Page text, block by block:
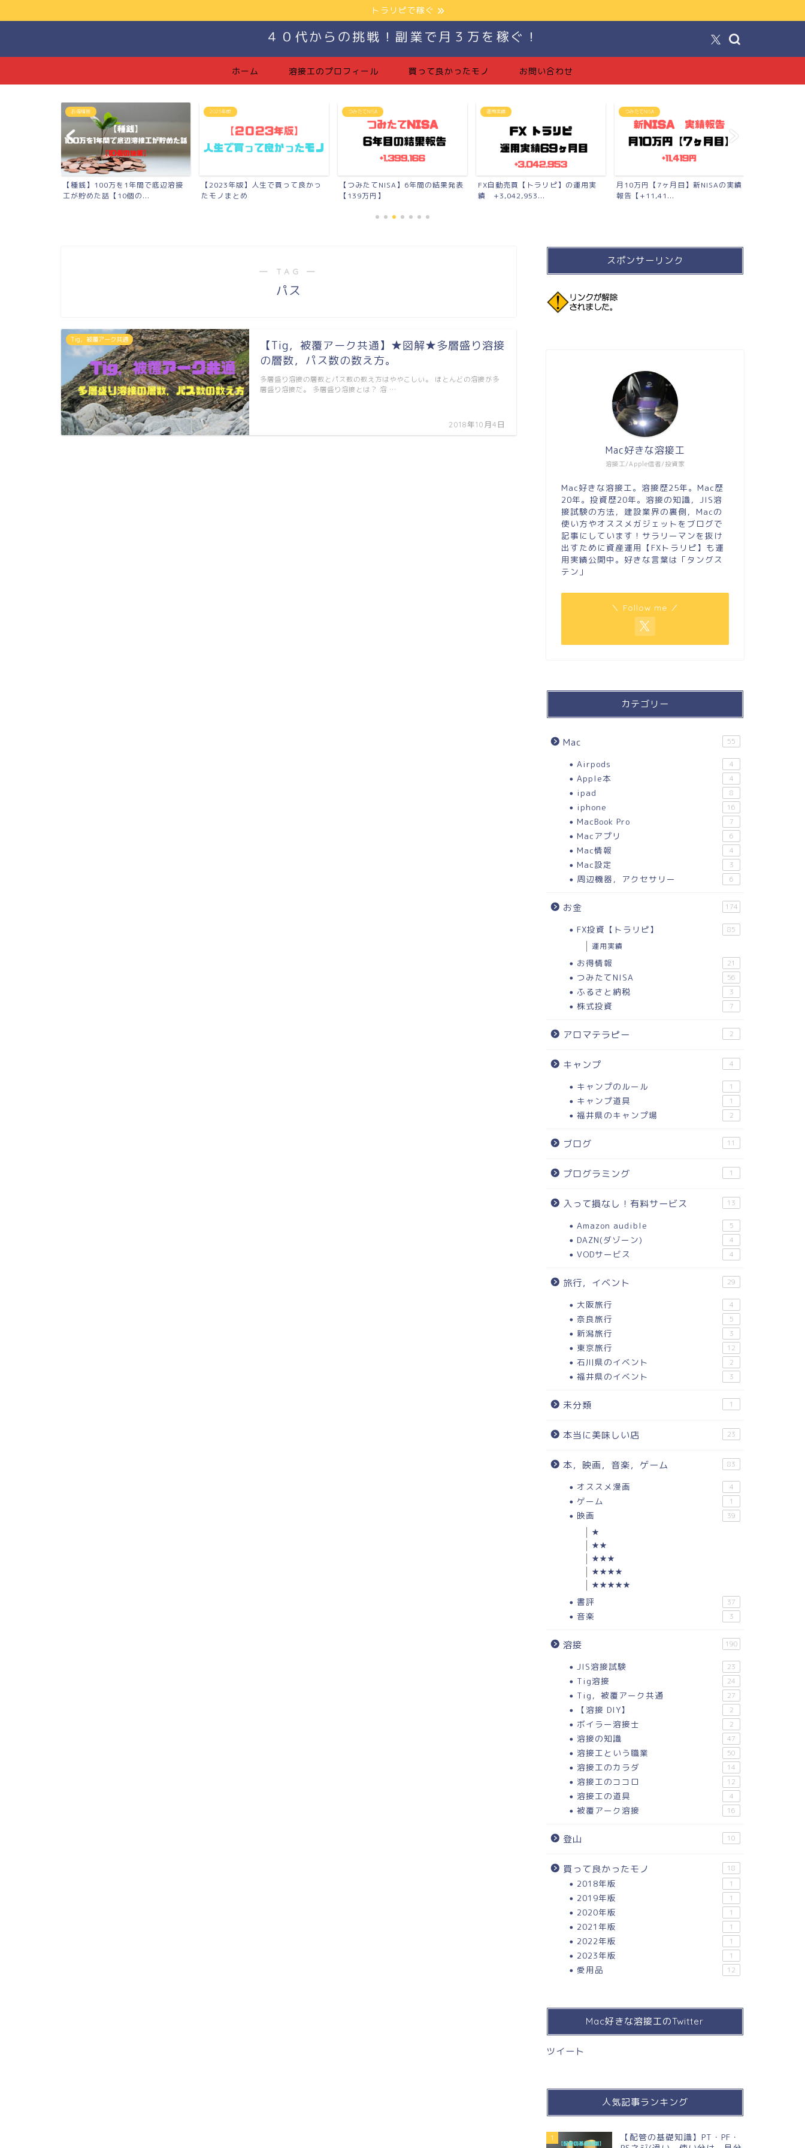
トラリピで稼ぐ
４０代からの挑戦！副業で月３万を稼ぐ！
ホーム 溶接工のプロフィール 買って良かったモノ お問い合わせ
お得情報
【種銭】100万を1年間で底辺溶接
工が貯めた話【10個の...
2023年版
【2023年版】人生で買って良かっ
たモノまとめ
つみたてNISA
【つみたてNISA】6年間の結果発表
【139万円】
運用実績
FX自動売買【トラリピ】の運用実
績 +3,042,953...
つみたてNISA
月10万円【7ヶ月目】新NISAの実績
報告【+11,41...
― TAG ―
パス
Tig，被覆アーク共通
【Tig，被覆アーク共通】★図解★多層盛り溶接
の層数，パス数の数え方。
2018年10月4日
多層盛り溶接の層数とパス数の数え方はややこしい。 ほとんどの溶接が多
層盛り溶接だ。 多層盛り溶接とは？ 溶 …
スポンサーリンク
溶接工/Apple信者/投資家
Mac好きな溶接工
Mac好きな溶接工。溶接歴25年。Mac歴
20年。投資歴20年。溶接の知識，JIS溶
接試験の方法，建設業界の裏側，Macの
使い方やオススメガジェットをブログで
記事にしています！サラリーマンを抜け
出すために資産運用【FXトラリピ】も運
用実績公開中。好きな言葉は「タングス
テン」
＼ Follow me ／
カテゴリー
Mac 55
Airpods 4
Apple本 4
ipad 8
iphone 16
MacBook Pro 7
Macアプリ 6
Mac情報 4
Mac設定 3
周辺機器，アクセサリー 6
お金 174
FX投資【トラリピ】 85
運用実績
お得情報 21
つみたてNISA 56
ふるさと納税 3
株式投資 7
アロマテラピー 2
キャンプ 4
キャンプのルール 1
キャンプ道具 1
福井県のキャンプ場 2
ブログ 11
プログラミング 1
入って損なし！有料サービス 13
Amazon audible 5
DAZN(ダゾーン) 4
VODサービス 4
旅行，イベント 29
大阪旅行 4
奈良旅行 5
新潟旅行 3
東京旅行 12
石川県のイベント 2
福井県のイベント 3
未分類 1
本当に美味しい店 23
本，映画，音楽，ゲーム 83
オススメ漫画 4
ゲーム 1
映画 39
★
★★
★★★
★★★★
★★★★★
書評 37
音楽 3
溶接 190
JIS溶接試験 23
Tig溶接 24
Tig，被覆アーク共通 27
【溶接 DIY】 2
ボイラー溶接士 2
溶接の知識 47
溶接工という職業 50
溶接工のカラダ 14
溶接工のココロ 12
溶接工の道具 4
被覆アーク溶接 16
登山 10
買って良かったモノ 18
2018年版 1
2019年版 1
2020年版 1
2021年版 1
2022年版 1
2023年版 1
愛用品 12
Mac好きな溶接工のTwitter
ツイート
人気記事ランキング
1
【配管の基礎知識】PT・PF・